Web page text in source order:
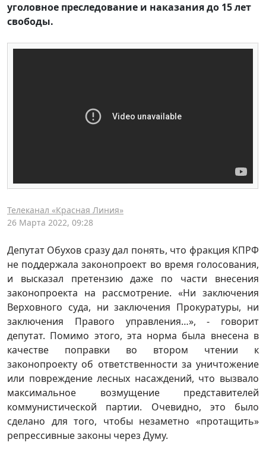
уголовное преследование и наказания до 15 лет
свободы.
Телеканал «Красная Линия»
26 Марта 2022, 09:28
Депутат Обухов сразу дал понять, что фракция КПРФ
не поддержала законопроект во время голосования,
и высказал претензию даже по части внесения
законопроекта на рассмотрение. «Ни заключения
Верховного суда, ни заключения Прокуратуры, ни
заключения Правого управления…», - говорит
депутат. Помимо этого, эта норма была внесена в
качестве поправки во втором чтении к
законопроекту об ответственности за уничтожение
или повреждение лесных насаждений, что вызвало
максимальное возмущение представителей
коммунистической партии. Очевидно, это было
сделано для того, чтобы незаметно «протащить»
репрессивные законы через Думу.